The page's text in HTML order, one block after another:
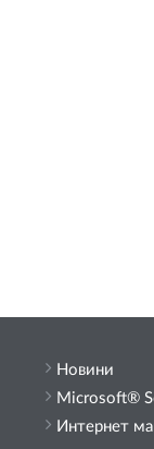
Новини
Microsoft®
Интернет